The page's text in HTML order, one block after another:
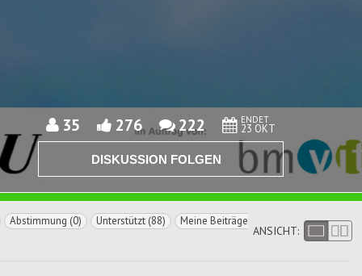
35 276 222 ENDET
23 OKT
DISKUSSION FOLGEN
Abstimmung (0) Unterstützt (88)
Meine Beiträge
ANSICHT: